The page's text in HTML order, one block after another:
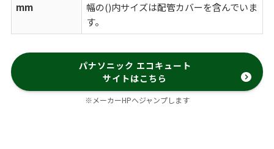
mm
幅の()内サイズは配管カバーを含んでいま
す。
パナソニック エコキュート
サイトはこちら
※メーカーHPへジャンプします